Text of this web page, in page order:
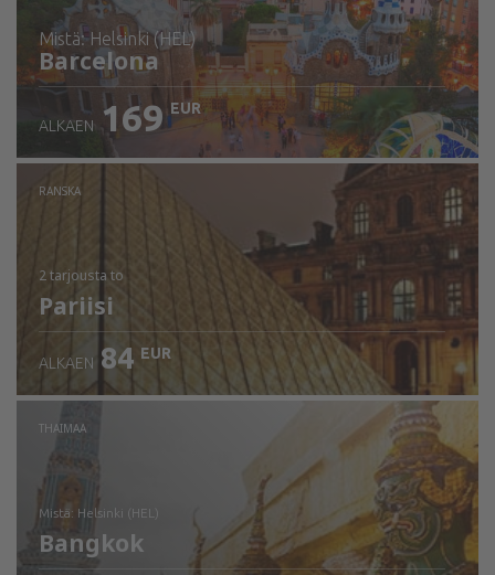
mistä: Helsinki (HEL)
Barcelona
Tarkista tiedot
ALKAEN 169 EUR
RANSKA
2 tarjousta to
Pariisi
ALKAEN 84 EUR
THAIMAA
mistä: Helsinki (HEL)
Bangkok